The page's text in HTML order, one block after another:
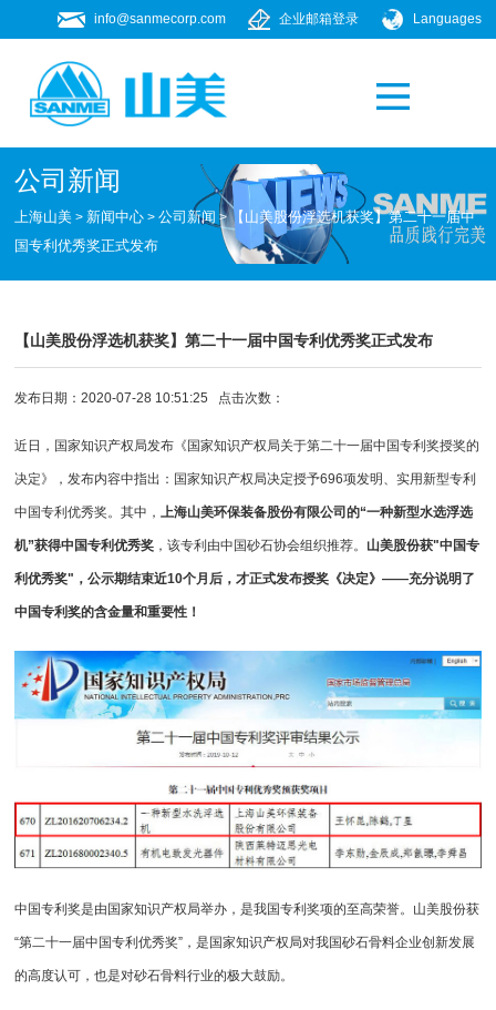
Languages
企业邮箱登录
info@sanmecorp.com
公司新闻
上海山美 > 新闻中心 >公司新闻 >【山美股份浮选机获奖】第二十一届中
国专利优秀奖正式发布
【山美股份浮选机获奖】第二十一届中国专利优秀奖正式发布
发布日期：2020-07-28 10:51:25 点击次数：
近日，国家知识产权局发布《国家知识产权局关于第二十一届中国专利奖授奖的
决定》，发布内容中指出：国家知识产权局决定授予696项发明、实用新型专利
中国专利优秀奖。其中， 上海山美环保装备股份有限公司的“一种新型水选浮选
机”获得中国专利优秀奖 ，该专利由中国砂石协会组织推荐。 山美股份获"中国专
利优秀奖"，公示期结束近10个月后，才正式发布授奖《决定》——充分说明了
中国专利奖的含金量和重要性！
中国专利奖是由国家知识产权局举办，是我国专利奖项的至高荣誉。山美股份获
“第二十一届中国专利优秀奖”，是国家知识产权局对我国砂石骨料企业创新发展
的高度认可，也是对砂石骨料行业的极大鼓励。